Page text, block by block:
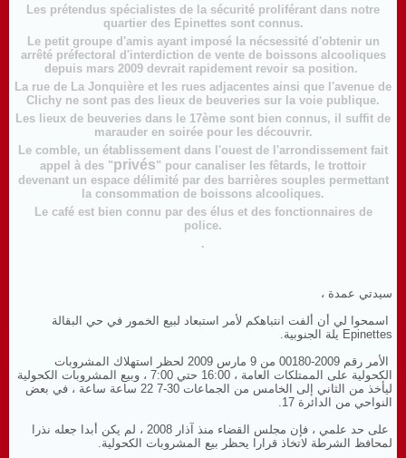
Les prétendus spécialistes de la sécurité proliférant dans notre
quartier des Epinettes sont connus.
Le petit groupe d'amis ayant imposé la nécsessité d'obtenir un
arrêté préfectoral d'interdiction de vente de boissons alcooliques
depuis mars 2009 devrait rapidement revoir sa position.
La rue de La Jonquière et les rues adjacentes ainsi que l'avenue de
Clichy ne sont pas des lieux de beuveries sur la voie publique.
Les lieux de beuveries dans le 17ème sont bien connus, il suffit de
marauder en soirée pour les découvrir.
Le comble, un établissement dans l'ouest de l'arrondissement fait
appel à des "privés" pour canaliser les fêtards, le trottoir
devenant un espace délimité par des barrières souples permettant
la consommation de boissons alcooliques.
Le café est bien connu par des élus et des fonctionnaires de
police.
.
سيدتي عمدة ،
اسمحوا لي أن ألفت انتباهكم لأمر استبعاد لبيع الخمور في حي البقالة
Epinettes يلة الجنوبية.
الأمر رقم 2009-00180 من 9 مارس 2009 لحظر استهلاك المشروبات
الكحولية على الممتلكات العامة ، 16:00 حتي 7:00 ، وبيع المشروبات الكحولية
ليأخذ من الثاني إلى الخامس من الجماعات 30-7 22 ساعة
ساعة ، في بعض
النواحي من الدائرة 17.
على حد علمي ، فإن مجلس القضاء منذ آذار 2008 ، لم يكن أبدا جعله نذرا
لمحافظ الشرطة لاتخاذ قرارا يحظر بيع المشروبات الكحولية.